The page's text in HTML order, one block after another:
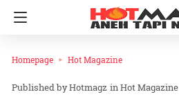
Homepage Hot Magazine
Hotmagz inHot Magazine